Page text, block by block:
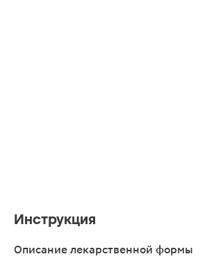
Инструкция
Описание лекарственной формы